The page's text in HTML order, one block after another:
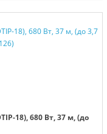
18), 680 Вт, 37 м, (до